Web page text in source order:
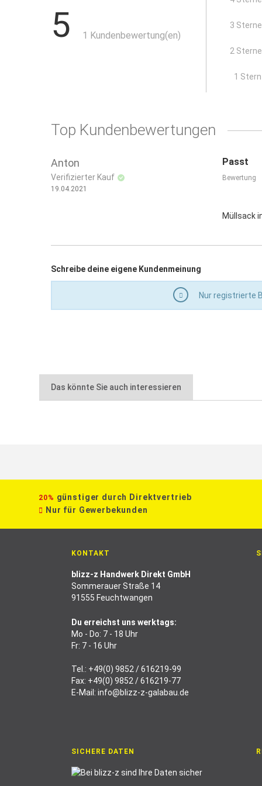
5 1 Kundenbewertung(en)
3 Sterne
2 Sterne
1 Stern
Top Kundenbewertungen
Anton
Verifizierter Kauf
19.04.2021
Passt
Bewertung
Müllsack
Schreibe deine eigene Kundenmeinung
Nur registrierte
Das könnte Sie auch interessieren
20% günstiger durch Direktvertrieb
Nur für Gewerbekunden
KONTAKT
blizz-z Handwerk Direkt GmbH
Sommerauer Straße 14
91555 Feuchtwangen
Du erreichst uns werktags:
Mo - Do: 7 - 18 Uhr
Fr: 7 - 16 Uhr
Tel.: +49(0) 9852 / 616219-99
Fax: +49(0) 9852 / 616219-77
E-Mail: info@blizz-z-galabau.de
SICHERE DATEN